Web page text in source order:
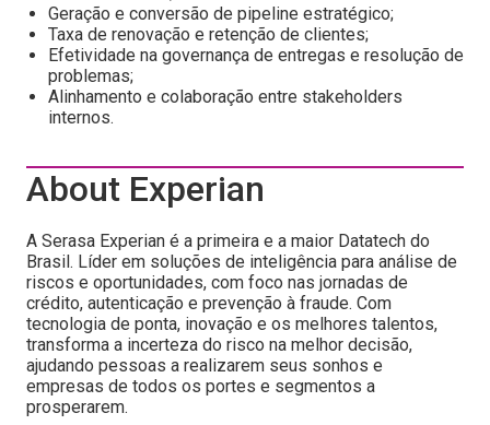
Geração e conversão de pipeline estratégico;
Taxa de renovação e retenção de clientes;
Efetividade na governança de entregas e resolução de
problemas;
Alinhamento e colaboração entre stakeholders
internos.
About Experian
A Serasa Experian é a primeira e a maior Datatech do
Brasil. Líder em soluções de inteligência para análise de
riscos e oportunidades, com foco nas jornadas de
crédito, autenticação e prevenção à fraude. Com
tecnologia de ponta, inovação e os melhores talentos,
transforma a incerteza do risco na melhor decisão,
ajudando pessoas a realizarem seus sonhos e
empresas de todos os portes e segmentos a
prosperarem.